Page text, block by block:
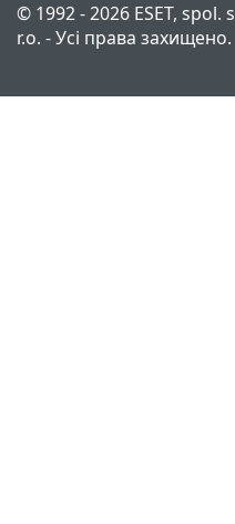
© 1992 - 2026 ESET, spol. s
r.o. - Усі права захищено.